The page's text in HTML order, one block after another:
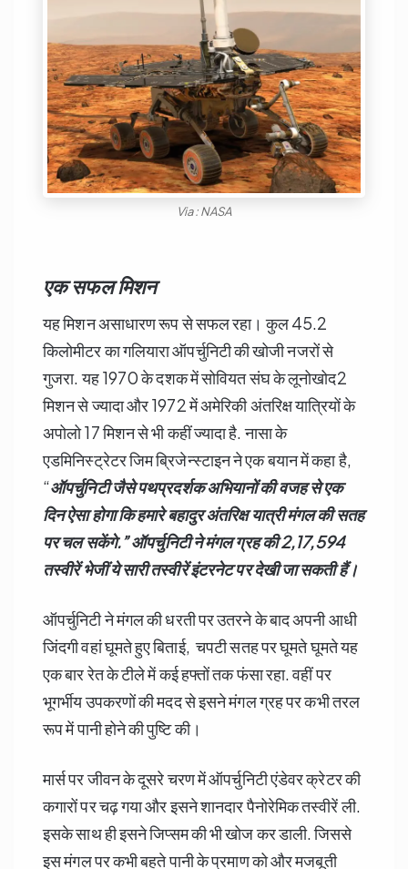
Via : NASA
एक सफल मिशन
यह मिशन असाधारण रूप से सफल रहा। कुल 45.2
किलोमीटर का गलियारा ऑपर्चुनिटी की खोजी नजरों से
गुजरा. यह 1970 के दशक में सोवियत संघ के लूनोखोद2
मिशन से ज्यादा और 1972 में अमेरिकी अंतरिक्ष यात्रियों के
अपोलो 17 मिशन से भी कहीं ज्यादा है. नासा के
एडमिनिस्ट्रेटर जिम ब्रिजेन्स्टाइन ने एक बयान में कहा है,
“ऑपर्चुनिटी जैसे पथप्रदर्शक अभियानों की वजह से एक
दिन ऐसा होगा कि हमारे बहादुर अंतरिक्ष यात्री मंगल की सतह
पर चल सकेंगे.” ऑपर्चुनिटी ने मंगल ग्रह की 2,17,594
तस्वीरें भेजीं ये सारी तस्वीरें इंटरनेट पर देखी जा सकती हैं।
ऑपर्चुनिटी ने मंगल की धरती पर उतरने के बाद अपनी आधी
जिंदगी वहां घूमते हुए बिताई, चपटी सतह पर घूमते घूमते यह
एक बार रेत के टीले में कई हफ्तों तक फंसा रहा. वहीं पर
भूगर्भीय उपकरणों की मदद से इसने मंगल ग्रह पर कभी तरल
रूप में पानी होने की पुष्टि की।
मार्स पर जीवन के दूसरे चरण में ऑपर्चुनिटी एंडेवर क्रेटर की
कगारों पर चढ़ गया और इसने शानदार पैनोरेमिक तस्वीरें ली.
इसके साथ ही इसने जिप्सम की भी खोज कर डाली. जिससे
इस मंगल पर कभी बहते पानी के प्रमाण को और मजबूती